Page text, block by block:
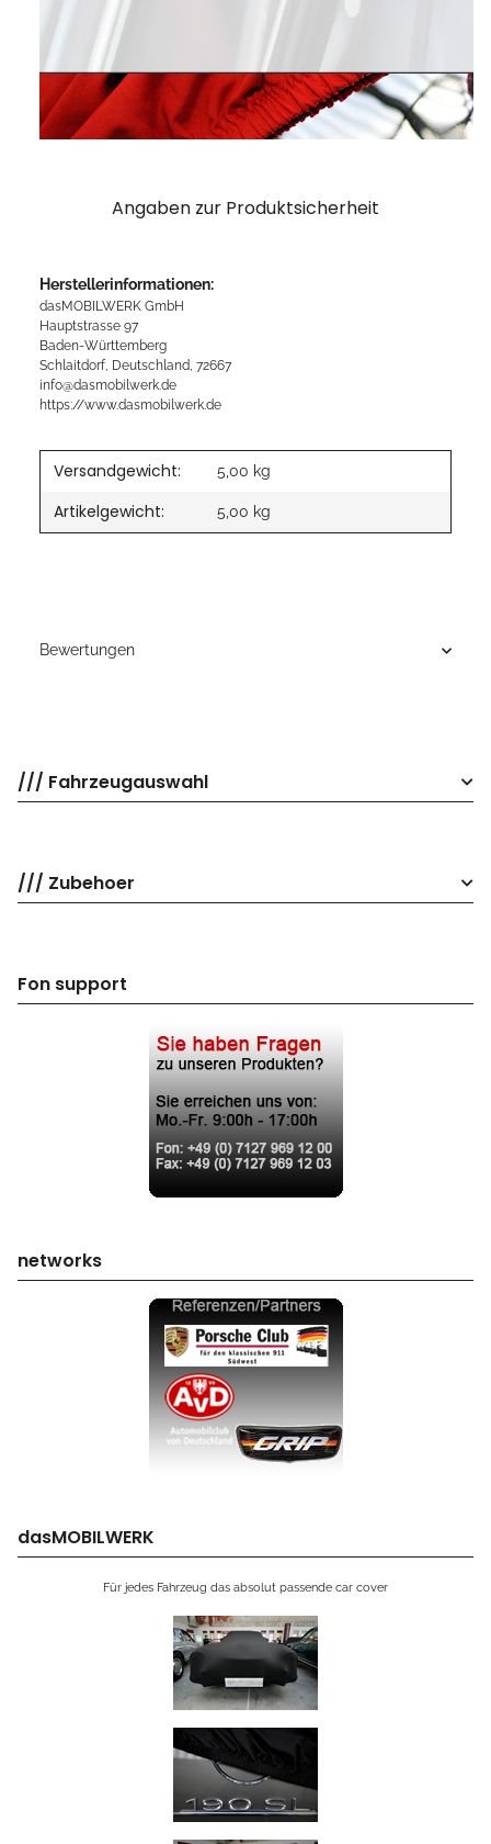
Angaben zur Produktsicherheit
Herstellerinformationen:
dasMOBILWERK GmbH
Hauptstrasse 97
Baden-Württemberg
Schlaitdorf, Deutschland, 72667
info@dasmobilwerk.de
https://www.dasmobilwerk.de
Versandgewicht: 5,00 kg
Artikelgewicht: 5,00 kg
Bewertungen
/// Fahrzeugauswahl
/// Zubehoer
Fon support
networks
dasMOBILWERK
Für jedes Fahrzeug das absolut passende car cover